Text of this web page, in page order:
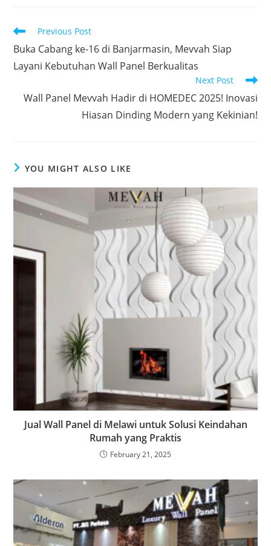
Read
articles
Previous Post
Buka Cabang ke-16 di Banjarmasin, Mevvah Siap
Layani Kebutuhan Wall Panel Berkualitas
Next Post
Wall Panel Mevvah Hadir di HOMEDEC 2025! Inovasi
Hiasan Dinding Modern yang Kekinian!
YOU MIGHT ALSO LIKE
Jual Wall Panel di Melawi untuk Solusi Keindahan
Rumah yang Praktis
February 21, 2025